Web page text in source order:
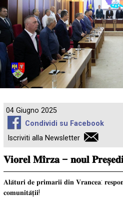
04 Giugno 2025
Condividi su Facebook
Iscriviti alla Newsletter
𝐕𝐢𝐨𝐫𝐞𝐥 𝐌𝐢̂𝐫𝐳𝐚 – 𝐧𝐨𝐮𝐥
𝐀𝐥𝐚̆𝐭𝐮𝐫𝐢 𝐝𝐞 𝐩𝐫𝐢𝐦𝐚𝐫𝐢𝐢 𝐝𝐢𝐧 𝐕𝐫𝐚𝐧𝐜𝐞𝐚:
𝐜𝐨𝐦𝐮𝐧𝐢𝐭𝐚̆𝐭̦𝐢𝐢!